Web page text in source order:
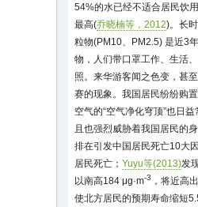
54%的水已经不适合居民饮
最高(乔晓楠等，2012)。长
粒物(PM10、PM2.5) 是近3
物，人们带口罩工作、生活
照。来华游客闻之色变，甚
赛的现象。我国居民纷纷购
空气的“空气净化穹顶”也日
且也强烈威胁着我国居民的
排在引发中国居民死亡10大
居民死亡； Yuyu等(2013)发
以南高184 μg·m-3 ，将近高
使北方居民的预期寿命缩短